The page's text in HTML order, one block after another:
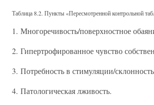
Таблица 8.2. Пункты «Пересмотренной контрольной
1. Многоречивость/поверхностное
2. Гипертрофированное чувство
3. Потребность в стимуляции/
4. Патологическая лживость.